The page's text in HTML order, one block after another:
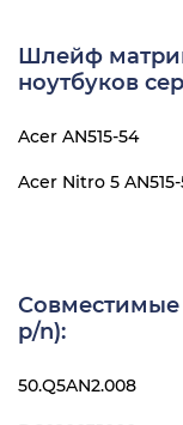
Шлейф
ноутбуков
Acer AN515-54
Acer Nitro 5
p/n):
50.Q5AN2.008